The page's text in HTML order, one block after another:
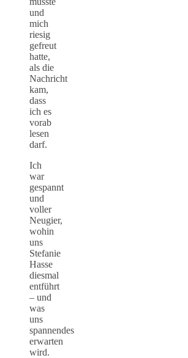
und
mich
riesig
gefreut
hatte,
als die
Nachricht
kam,
dass
ich es
vorab
lesen
darf.
Ich
war
gespannt
und
voller
Neugier,
wohin
uns
Stefanie
Hasse
diesmal
entführt
– und
was
uns
spannendes
erwarten
wird.